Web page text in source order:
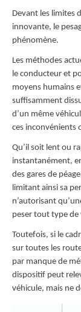
Devant les limites
innovante, le
phénomène.
Les méthodes
le conducteur et
moyens humains
suffisamment
d’un même
ces inconvénients
Qu’il soit lent ou
instantanément,
des gares de
limitant ainsi sa
n’autorisant
peser tout type
Toutefois, si le
sur toutes les
par manque de
dispositif peut
véhicule, mais ne